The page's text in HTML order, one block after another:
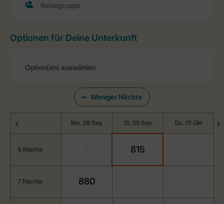
Optionen für Deine Unterkunft
Weniger Nächte
Mo. 28 Sep Di. 29 Sep Do. 01 Okt
6 Nächte - 815 -
7 Nächte 880 - -